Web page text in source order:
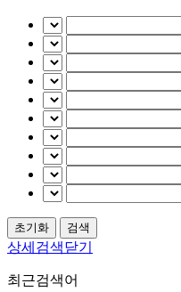
상세검색닫기
최근검색어